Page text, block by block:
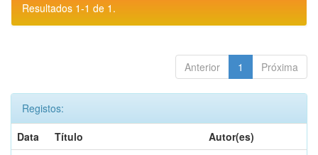
Resultados 1-1 de 1.
Anterior 1 Próxima
Registos:
Data
Título
Autor(es)